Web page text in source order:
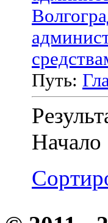
Путь:
Начало